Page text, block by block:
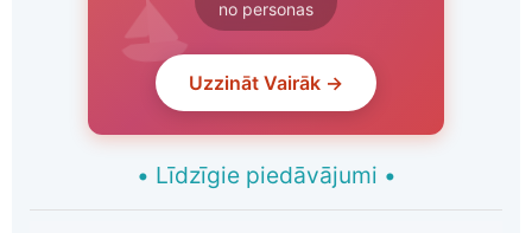
no personas
Uzzināt Vairāk →
• Līdzīgie piedāvājumi •